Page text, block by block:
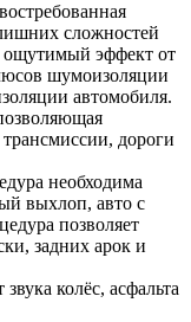
сложностей
ощутимый эффект от
шумоизоляции
автомобиля.
дороги
необходима
выхлоп, авто с
позволяет
задних арок и
звука колёс, асфальта